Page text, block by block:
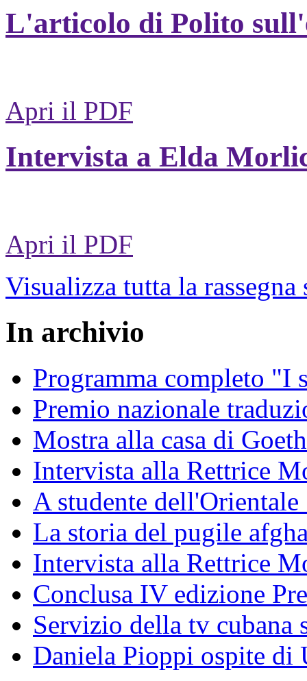
L'articolo di Polito
Apri il PDF
Intervista a Elda
Apri il PDF
Visualizza tutta la rassegna
In archivio
Programma completo "I
Premio nazionale
Mostra alla casa di
Intervista alla Rettrice
A studente
La storia del pugile
Intervista alla Rettrice
Conclusa IV edizione
Servizio della tv
Daniela Pioppi ospite di